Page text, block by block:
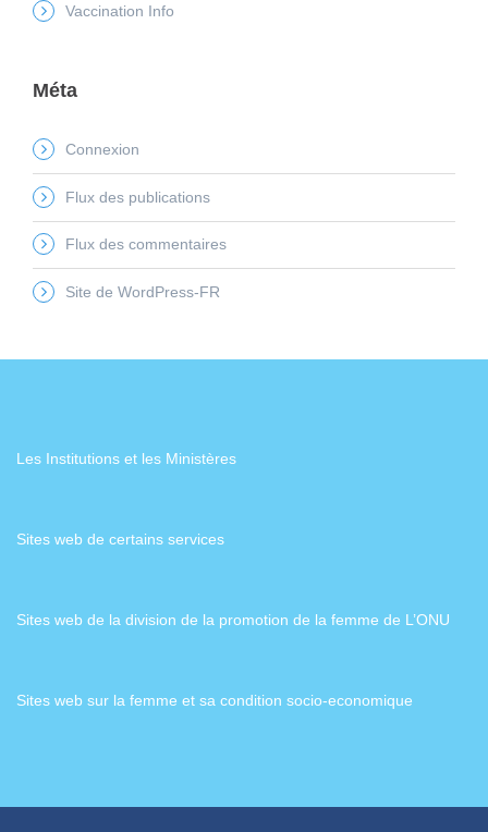
Vaccination Info
Méta
Connexion
Flux des publications
Flux des commentaires
Site de WordPress-FR
Les Institutions et les Ministères
Sites web de certains services
Sites web de la division de la promotion de la femme de L’ONU
Sites web sur la femme et sa condition socio-economique